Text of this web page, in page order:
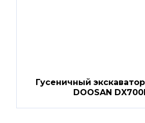
Гусеничный
DOOSAN